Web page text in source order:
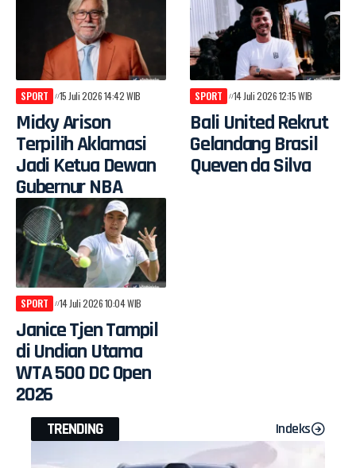
SPORT 15 Juli 2026 14:42 WIB
Micky Arison
Terpilih Aklamasi
Jadi Ketua Dewan
Gubernur NBA
SPORT 14 Juli 2026 12:15 WIB
Bali United Rekrut
Gelandang Brasil
Queven da Silva
SPORT 14 Juli 2026 10:04 WIB
Janice Tjen Tampil
di Undian Utama
WTA 500 DC Open
2026
TRENDING Indeks